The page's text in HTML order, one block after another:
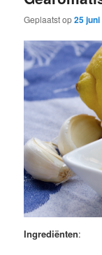
Geplaatst op25
Ingrediënten: